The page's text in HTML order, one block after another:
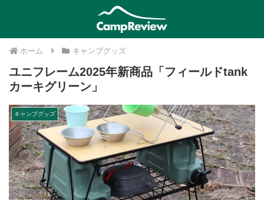
ホーム キャンプグッズ
ユニフレーム2025年新商品「フィールドtank
カーキグリーン」
キャンプグッズ